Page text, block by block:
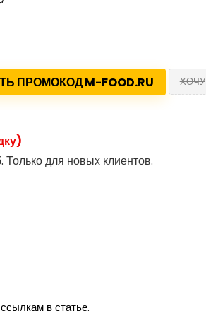
ПРОМОКОД M-FOOD.RU ХОЧУ
для новых клиентов.
в статье.